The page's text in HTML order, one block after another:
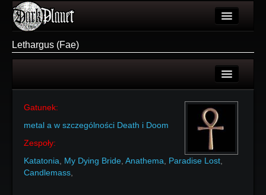
Użytkownicy
Galeria
Forum
Login
Lethargus (Fae)
Gatunek:
metal a w szczególności Death i Doom
Zespoły:
Katatonia
My Dying Bride Anathema Paradise Lost
Candlemass